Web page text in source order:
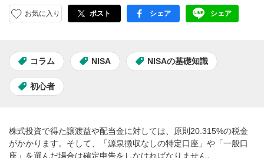
お気に入り ポスト facebook
シェア LINE
シェア
コラム NISA NISAの基礎知識
初心者
株式投資で得た譲渡益や配当金に対しては、原則20.315%の税金
がかかります。そして、「源泉徴収なしの特定口座」や「一般口
座」を選んだ場合は確定申告をしなければなりません。